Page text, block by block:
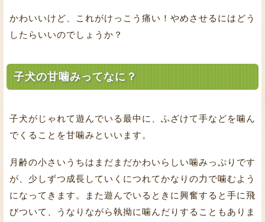
かわいいけど、これがけっこう痛い！やめさせるにはどう
したらいいのでしょうか？
子犬の甘噛みってなに？
子犬がじゃれて遊んでいる最中に、ふざけて手などを噛ん
でくることを甘噛みといいます。
月齢の小さいうちはまだまだかわいらしい噛みっぷりです
が、少しずつ成長していくにつれてかなりの力で噛むよう
になってきます。また遊んでいるときに興奮すると手に飛
びついて、うなりながら執拗に噛んだりすることもありま